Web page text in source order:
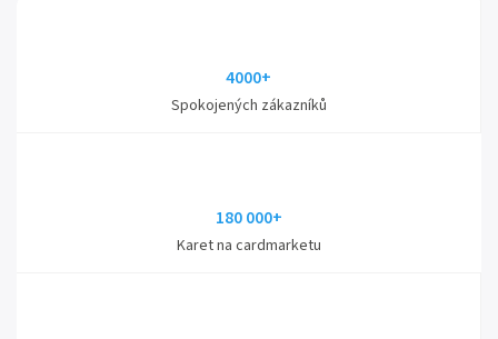
4000+
Spokojených zákazníků
180 000+
Karet na cardmarketu